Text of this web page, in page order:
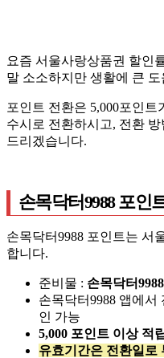
요즘 서울사랑상품권 할인
말 소소하지만 생활에 큰
포인트 전환은 5,000포인트
수시로 전환하시고, 전환
드리겠습니다.
손목닥터9988 포인
손목닥터9988 포인트는 서
합니다.
준비물 : 손목닥터9988
손목닥터9988 앱에서
인 가능
5,000 포인트 이상 적
유효기간은 전환일로